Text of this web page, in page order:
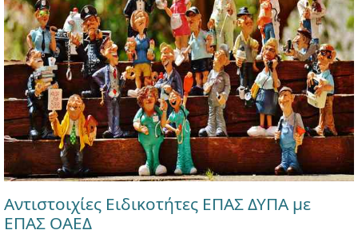
Αντιστοιχίες Ειδικοτήτες ΕΠΑΣ ΔΥΠΑ με
ΕΠΑΣ ΟΑΕΔ